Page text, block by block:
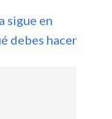
sigue en
debes hacer